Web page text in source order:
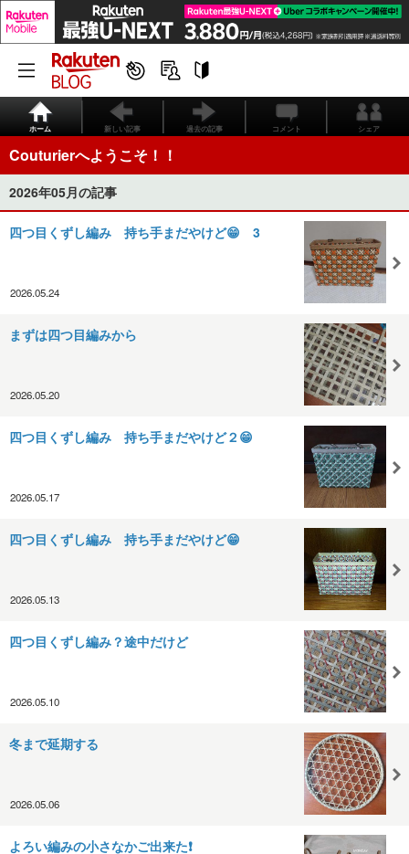
ホーム 新しい記事 過去の記事 コメント シェア
Couturierへようこそ！！
2026年05月の記事
四つ目くずし編み 持ち手まだやけど😁 3
2026.05.24
まずは四つ目編みから
2026.05.20
四つ目くずし編み 持ち手まだやけど２😁
2026.05.17
四つ目くずし編み 持ち手まだやけど😁
2026.05.13
四つ目くずし編み？途中だけど
2026.05.10
冬まで延期する
2026.05.06
よろい編みの小さなかご出来た❗